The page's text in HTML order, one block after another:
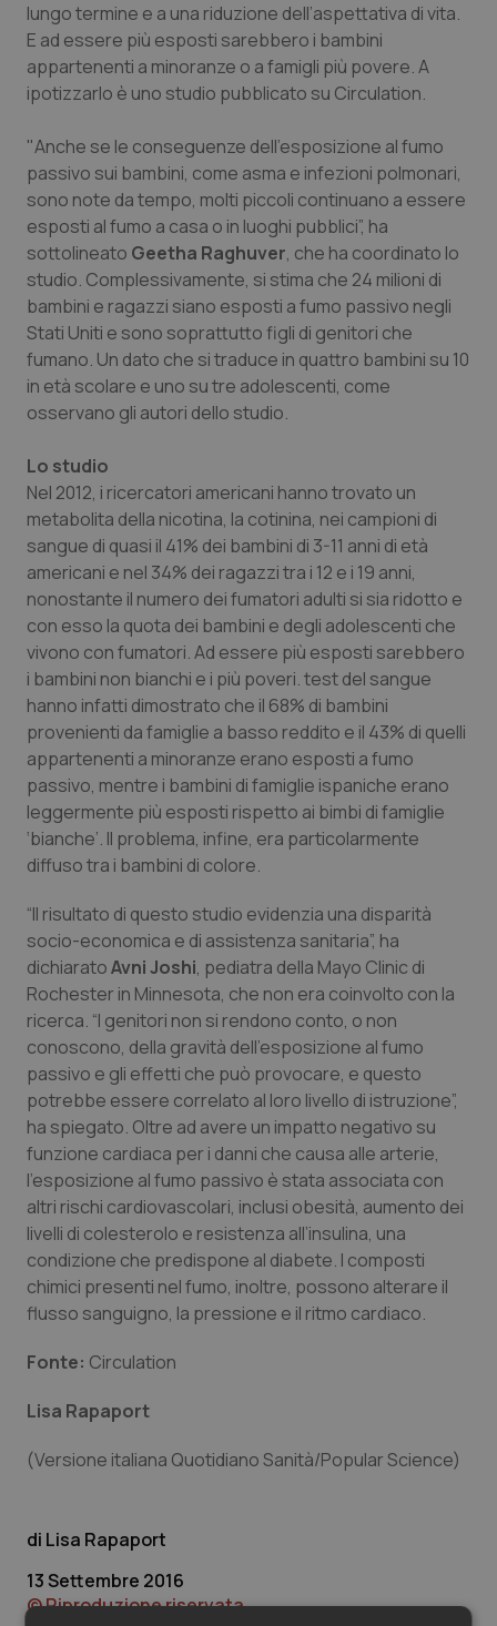
Abruzzo
Basilicata
Calabria
Campania
Emilia-Romagna
Friuli Venezia Giulia
Lazio
Lombardia
Marche
Molise
Piemonte
Provincia Autonoma di Bolzano
Provincia Autonoma di Trento
Puglia
Sardegna
Sicilia
Toscana
Umbria
Valle D’Aosta
Veneto
QS Pro Gold
Artrite & artrosi
Asma & BPCO
Car-T
Colesterolo & coronaropatie
Dermatite Atopica
Diabete & glucometri
Dolore
Donna & Salute
Epatiti
HIV
Infezioni & Febbre
Ipertensione & Scompenso
Malattie rare
Malattia di Crohn & Rettocolite Ulcerosa
Neuroscienze & patologie neurodegenerative
Obesità
Oftalmologia
Oncodermatologia
Oncoematologia
Oncologia & Nutrizione
Psoriasi & pelle
Quotidiano Cardiologia
Quotidiano Chirurgia
Quotidiano Pediatria
Rene & patologie urogenitali
QS Club Newsletter
lungo termine e a una riduzione dell’aspettativa di vita.
E ad essere più esposti sarebbero i bambini
appartenenti a minoranze o a famigli più povere. A
ipotizzarlo è uno studio pubblicato su Circulation.
"Anche se le conseguenze dell’esposizione al fumo
passivo sui bambini, come asma e infezioni polmonari,
sono note da tempo, molti piccoli continuano a essere
esposti al fumo a casa o in luoghi pubblici”, ha
sottolineato Geetha Raghuver, che ha coordinato lo
studio. Complessivamente, si stima che 24 milioni di
bambini e ragazzi siano esposti a fumo passivo negli
Stati Uniti e sono soprattutto figli di genitori che
fumano. Un dato che si traduce in quattro bambini su 10
in età scolare e uno su tre adolescenti, come
osservano gli autori dello studio.
Lo studio
Nel 2012, i ricercatori americani hanno trovato un
metabolita della nicotina, la cotinina, nei campioni di
sangue di quasi il 41% dei bambini di 3-11 anni di età
americani e nel 34% dei ragazzi tra i 12 e i 19 anni,
nonostante il numero dei fumatori adulti si sia ridotto e
con esso la quota dei bambini e degli adolescenti che
vivono con fumatori. Ad essere più esposti sarebbero
i bambini non bianchi e i più poveri. test del sangue
hanno infatti dimostrato che il 68% di bambini
provenienti da famiglie a basso reddito e il 43% di quelli
appartenenti a minoranze erano esposti a fumo
passivo, mentre i bambini di famiglie ispaniche erano
leggermente più esposti rispetto ai bimbi di famiglie
‘bianche’. Il problema, infine, era particolarmente
diffuso tra i bambini di colore.
“Il risultato di questo studio evidenzia una disparità
socio-economica e di assistenza sanitaria”, ha
dichiaratoAvni Joshi, pediatra della Mayo Clinic di
Rochester in Minnesota, che non era coinvolto con la
ricerca. “I genitori non si rendono conto, o non
conoscono, della gravità dell’esposizione al fumo
passivo e gli effetti che può provocare, e questo
potrebbe essere correlato al loro livello di istruzione”,
ha spiegato. Oltre ad avere un impatto negativo su
funzione cardiaca per i danni che causa alle arterie,
l’esposizione al fumo passivo è stata associata con
altri rischi cardiovascolari, inclusi obesità, aumento dei
livelli di colesterolo e resistenza all’insulina, una
condizione che predispone al diabete. I composti
chimici presenti nel fumo, inoltre, possono alterare il
flusso sanguigno, la pressione e il ritmo cardiaco.
Fonte: Circulation
Lisa Rapaport
(Versione italiana Quotidiano Sanità/Popular Science)
Lisa Rapaport
13 Settembre 2016
© Riproduzione riservata